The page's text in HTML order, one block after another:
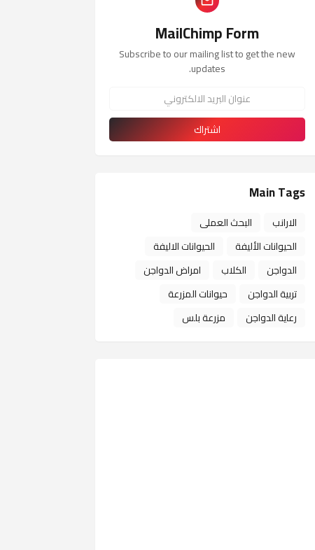
MailChimp Form
Subscribe to our mailing list to get the new
updates.
Main Tags
الارانب
البحث العملى
الحيوانات الأليفة
الحيوانات الاليفة
الدواجن
الكلاب
امراض الدواجن
تربية الدواجن
حيوانات المزرعة
رعاية الدواجن
مزرعة بلس